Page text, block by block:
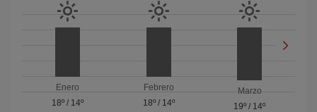
Enero
18º/ 14º
Febrero
18º/ 14º
Marzo
19º / 14º